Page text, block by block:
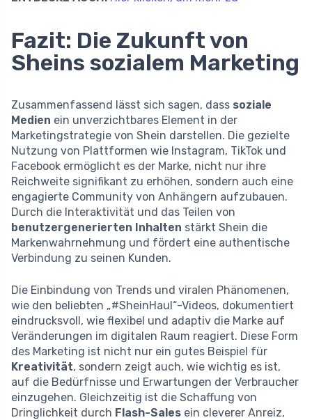
Fazit: Die Zukunft von
Sheins sozialem Marketing
Zusammenfassend lässt sich sagen, dass soziale
Medien ein unverzichtbares Element in der
Marketingstrategie von Shein darstellen. Die gezielte
Nutzung von Plattformen wie Instagram, TikTok und
Facebook ermöglicht es der Marke, nicht nur ihre
Reichweite signifikant zu erhöhen, sondern auch eine
engagierte Community von Anhängern aufzubauen.
Durch die Interaktivität und das Teilen von
benutzergenerierten Inhalten stärkt Shein die
Markenwahrnehmung und fördert eine authentische
Verbindung zu seinen Kunden.
Die Einbindung von Trends und viralen Phänomenen,
wie den beliebten „#SheinHaul“-Videos, dokumentiert
eindrucksvoll, wie flexibel und adaptiv die Marke auf
Veränderungen im digitalen Raum reagiert. Diese Form
des Marketing ist nicht nur ein gutes Beispiel für
Kreativität, sondern zeigt auch, wie wichtig es ist,
auf die Bedürfnisse und Erwartungen der Verbraucher
einzugehen. Gleichzeitig ist die Schaffung von
Dringlichkeit durch Flash-Sales ein cleverer Anreiz,